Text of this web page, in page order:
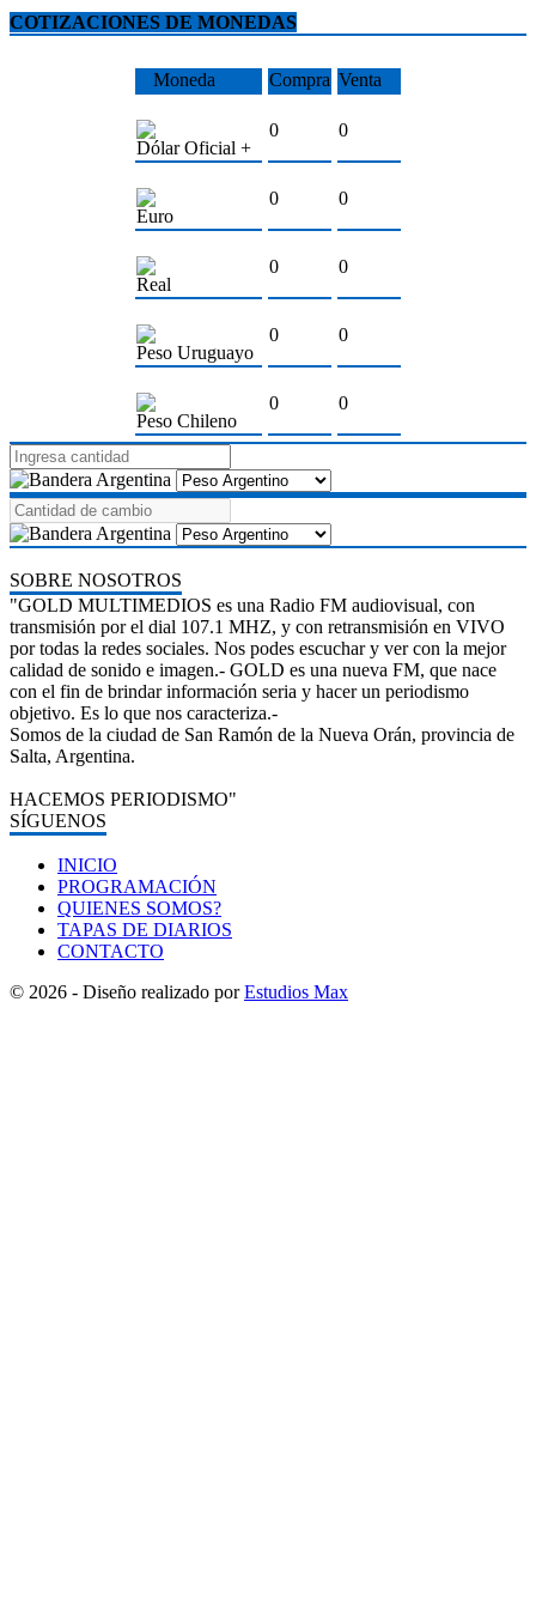
COTIZACIONES DE MONEDAS
Moneda Compra Venta
Dólar Oficial +
0 0
Euro
0 0
Real
0 0
Peso Uruguayo
0 0
Peso Chileno
0 0
SOBRE NOSOTROS
"GOLD MULTIMEDIOS es una Radio FM audiovisual, con
transmisión por el dial 107.1 MHZ, y con retransmisión en VIVO
por todas la redes sociales. Nos podes escuchar y ver con la mejor
calidad de sonido e imagen.- GOLD es una nueva FM, que nace
con el fin de brindar información seria y hacer un periodismo
objetivo. Es lo que nos caracteriza.-
Somos de la ciudad de San Ramón de la Nueva Orán, provincia de
Salta, Argentina.
HACEMOS PERIODISMO"
SÍGUENOS
INICIO
PROGRAMACIÓN
QUIENES SOMOS?
TAPAS DE DIARIOS
CONTACTO
© 2026 - Diseño realizado porEstudios Max